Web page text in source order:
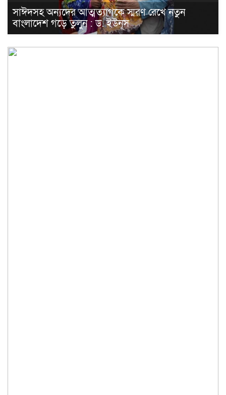
সাঈদসহ অন্যদের আত্মত্যাগকে স্মরণ রেখে নতুন
বাংলাদেশ গড়ে তুলুন : ড. ইউনূস